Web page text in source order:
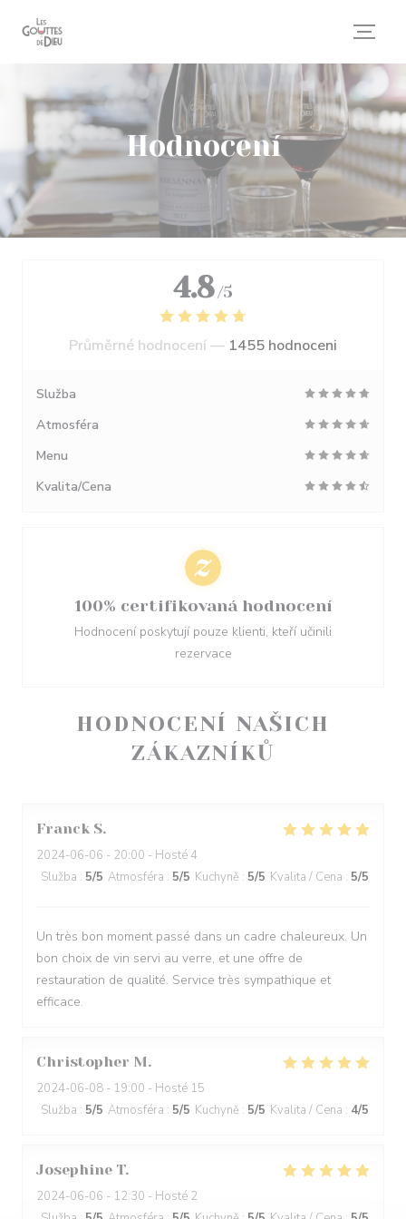
Hodnocení
HODNOCENÍ NAŠICH
ZÁKAZNÍKŮ
Franck S
2024-06-06 - 20:00 - Hosté 4
Služba : 5/5 Atmosféra : 5/5 Kuchyně : 5/5 Kvalita / Cena : 5/5
Un très bon moment passé dans un cadre chaleureux. Un
bon choix de vin servi au verre, et une offre de
restauration de qualité. Service très sympathique et
efficace.
Christopher M
2024-06-08 - 19:00 - Hosté 15
Služba : 5/5 Atmosféra : 5/5 Kuchyně : 5/5 Kvalita / Cena : 4/5
Josephine T
2024-06-06 - 12:30 - Hosté 2
4.8 /5
Průměrné hodnocení — 1455 hodnoceni
Služba
Atmosféra
Menu
Kvalita/Cena
100% certifikovaná hodnocení
Hodnocení poskytují pouze klienti, kteří učinili
rezervace